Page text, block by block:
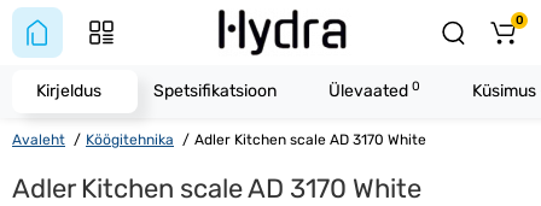
0
Avaleht Köögitehnika Adler Kitchen scale AD 3170 White
Adler Kitchen scale AD 3170 White
Kirjeldus Spetsifikatsioon Ülevaated 0